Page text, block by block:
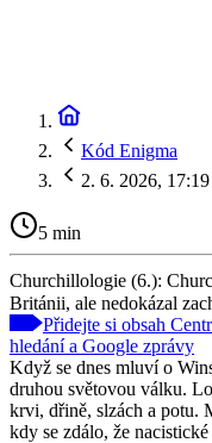
Kód Enigma
2. 6. 2026, 17:19
5 min
Churchillologie (6.):
Británii, ale nedokázal
Přidejte si obsah
hledání a Google zprávy
Když se dnes mluví o
druhou světovou válku.
krvi, dřině, slzách a potu.
kdy se zdálo, že